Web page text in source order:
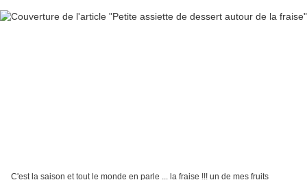
C'est la saison et tout le monde en parle ... la fraise !!! un de mes fruits